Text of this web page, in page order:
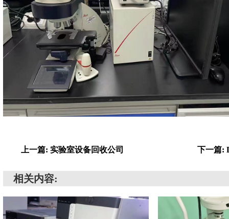
上一篇: 实验室设备回收公司 下一篇:
相关内容: